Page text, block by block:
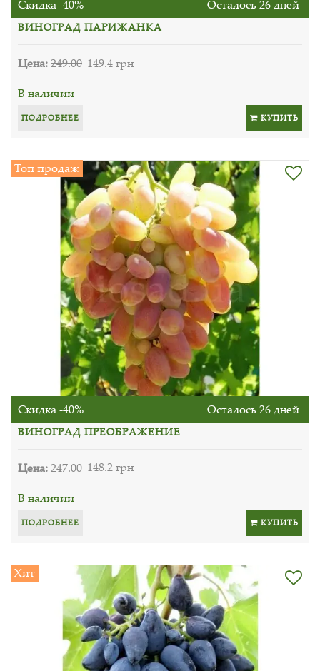
Скидка -40% Осталось 26 дней
ВИНОГРАД ПАРИЖАНКА
Цена:249.00 149.4 грн
В наличии
ПОДРОБНЕЕ КУПИТЬ
Топ продаж
Скидка -40% Осталось 26 дней
ВИНОГРАД ПРЕОБРАЖЕНИЕ
Цена:247.00 148.2 грн
В наличии
ПОДРОБНЕЕ КУПИТЬ
Хит